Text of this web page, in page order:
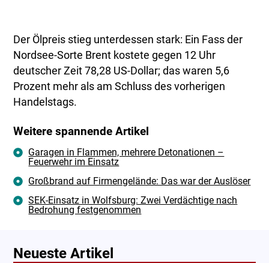
Der Ölpreis stieg unterdessen stark: Ein Fass der
Nordsee-Sorte Brent kostete gegen 12 Uhr
deutscher Zeit 78,28 US-Dollar; das waren 5,6
Prozent mehr als am Schluss des vorherigen
Handelstags.
Weitere spannende Artikel
Garagen in Flammen, mehrere Detonationen –
Feuerwehr im Einsatz
Großbrand auf Firmengelände: Das war der Auslöser
SEK-Einsatz in Wolfsburg: Zwei Verdächtige nach
Bedrohung festgenommen
Neueste Artikel